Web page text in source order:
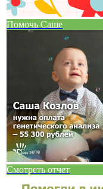
Помочь Саше
Смотреть отчет